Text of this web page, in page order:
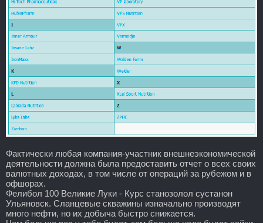
Фактически любая компания-участник внешнеэкономической
деятельности должна была предоставить отчет о всех своих
валютных доходах, в том числе от операций за рубежом и в
офшорах.
Фелибол 100 Великие Луки - Курс станозолол сустанон
Ульяновск. Сланцевые скважины изначально производят
много нефти, но их добыча быстро снижается.